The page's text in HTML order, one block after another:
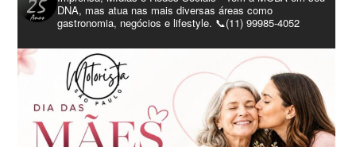
DNA, mas atua nas mais diversas áreas como
gastronomia, negócios e lifestyle. 📞(11) 99985-4052